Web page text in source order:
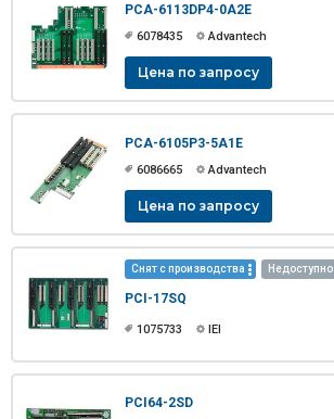
PCA-6113DP4-0A2E
6078435 Advantech
Цена по запросу
PCA-6105P3-5A1E
6086665 Advantech
Цена по запросу
Снят с производства Недоступно
PCI-17SQ
1075733 IEI
PCI64-2SD